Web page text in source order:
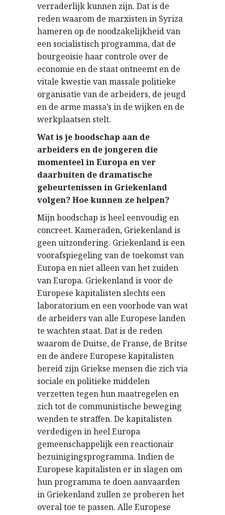
verraderlijk kunnen zijn. Dat is de
reden waarom de marxisten in Syriza
hameren op de noodzakelijkheid van
een socialistisch programma, dat de
bourgeoisie haar controle over de
economie en de staat ontneemt en de
vitale kwestie van massale politieke
organisatie van de arbeiders, de jeugd
en de arme massa’s in de wijken en de
werkplaatsen stelt.
Wat is je boodschap aan de
arbeiders en de jongeren die
momenteel in Europa en ver
daarbuiten de dramatische
gebeurtenissen in Griekenland
volgen? Hoe kunnen ze helpen?
Mijn boodschap is heel eenvoudig en
concreet. Kameraden, Griekenland is
geen uitzondering. Griekenland is een
voorafspiegeling van de toekomst van
Europa en niet alleen van het zuiden
van Europa. Griekenland is voor de
Europese kapitalisten slechts een
laboratorium en een voorbode van wat
de arbeiders van alle Europese landen
te wachten staat. Dat is de reden
waarom de Duitse, de Franse, de Britse
en de andere Europese kapitalisten
bereid zijn Griekse mensen die zich via
sociale en politieke middelen
verzetten tegen hun maatregelen en
zich tot de communistische beweging
wenden te straffen. De kapitalisten
verdedigen in heel Europa
gemeenschappelijk een reactionair
bezuinigingsprogramma. Indien de
Europese kapitalisten er in slagen om
hun programma te doen aanvaarden
in Griekenland zullen ze proberen het
overal toe te passen. Alle Europese